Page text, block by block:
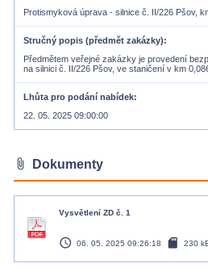
Protismyková úprava - silnice č. II/226 Pšov,
Stručný popis (předmět zakázky)
Předmětem veřejné zakázky je provedení
Lhůta pro podání nabídek
22. 05. 2025 09:00:00
attach_file Dokumenty
Vysvětlení ZD č. 1
access_time 06. 05. 2025 09:26:18 sd_card 230